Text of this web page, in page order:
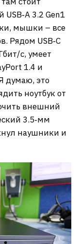
3.2 Gen1
мышки – все
Рядом USB‑C
с, умеет
1.4 и
думаю, это
ноутбук от
внешний
3.5‑мм
наушники и